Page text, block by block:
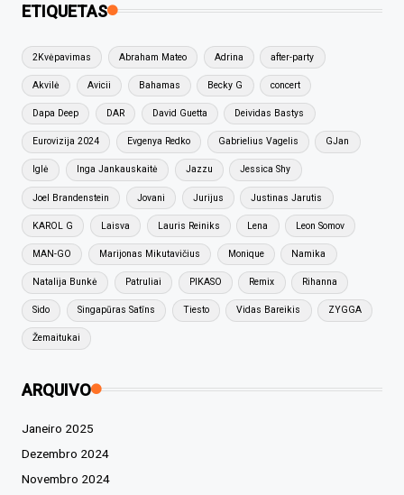
ETIQUETAS
2Kvėpavimas Abraham Mateo Adrina after-party
Akvilė Avicii Bahamas Becky G concert
Dapa Deep DAR David Guetta Deividas Bastys
Eurovizija 2024 Evgenya Redko Gabrielius Vagelis GJan
Iglė Inga Jankauskaitė Jazzu Jessica Shy
Joel Brandenstein Jovani Jurijus Justinas Jarutis
KAROL G Laisva Lauris Reiniks Lena Leon Somov
MAN-GO Marijonas Mikutavičius Monique Namika
Natalija Bunkė Patruliai PIKASO Remix Rihanna
Sido Singapūras Satīns Tiesto Vidas Bareikis ZYGGA
Žemaitukai
ARQUIVO
Janeiro 2025
Dezembro 2024
Novembro 2024